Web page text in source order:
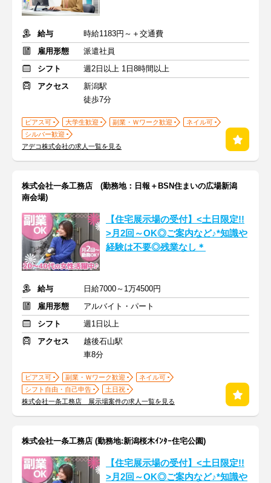
給与
時給1183円～＋交通費
雇用形態
派遣社員
シフト
週2日以上 1日8時間以上
アクセス
新潟駅
徒歩7分
ピアス可 大学生歓迎 副業・Ｗワーク歓迎
ネイル可
シルバー歓迎
アデコ株式会社の求人一覧を見る
株式会社一条工務店 (勤務地：日報＋BSN住まいの広場新潟
南会場)
【住宅展示場の受付】<土日限定!!
>月2回～OK◎ご案内など♪*知識や
経験は不要◎残業なし＊
給与
日給7000～1万4500円
雇用形態
アルバイト・パート
シフト
週1日以上
アクセス
越後石山駅
車8分
ピアス可 副業・Ｗワーク歓迎
ネイル可
シフト自由・自己申告
土日祝
株式会社一条工務店 展示場案件の求人一覧を見る
株式会社一条工務店 (勤務地:新潟桜木ｲﾝﾀｰ住宅公園)
【住宅展示場の受付】<土日限定!!
>月2回～OK◎ご案内など♪*知識や